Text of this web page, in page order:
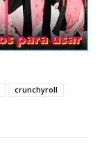
crunchyroll